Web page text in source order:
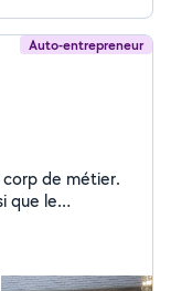
Auto-entrepreneur
de métier.
que le
mur